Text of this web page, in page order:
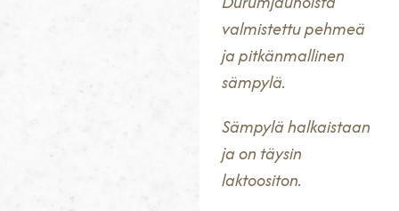
valmistettu pehmeä
ja pitkänmallinen
sämpylä.
Sämpylä halkaistaan
ja on täysin
laktoositon.